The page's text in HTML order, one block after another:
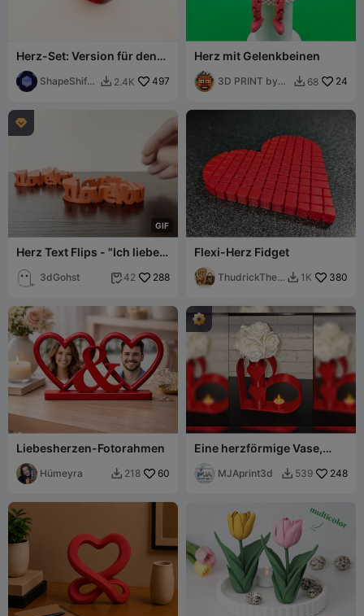
Herz-Set: Version für den
Valentinstag
ShapeShift
 2.4K 497
Herz mit Gelenkbeinen
3D PRINT by
 68 24
GIF

Herz Text Flips - "Ich liebe
3dGohst  42 288
Flexi-Herz Fidget
ThudrickTheT  1K 380
Liebesherzen-Fotorahmen
Hümeyra  218 60
Eine herzförmige Vase,
Lieblingsmenschen
MJAprint3d  539 248